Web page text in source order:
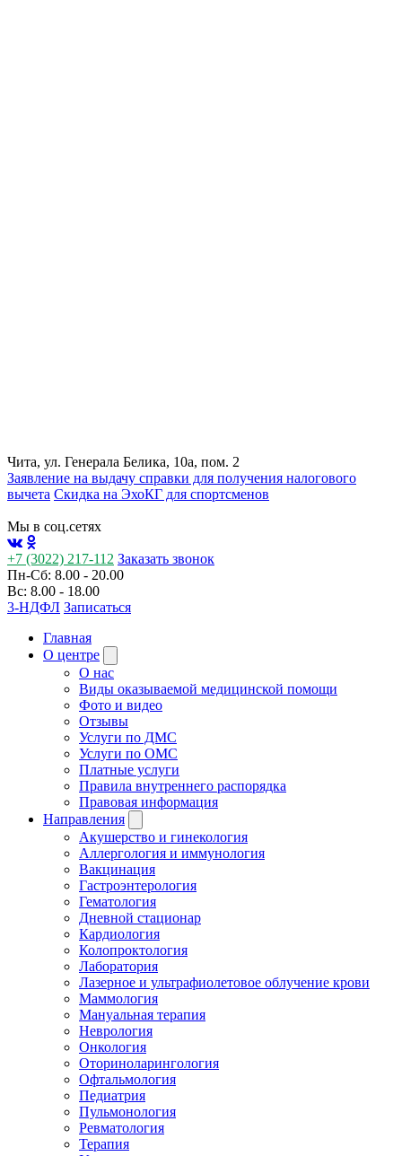
Чита, ул. Генерала Белика, 10а, пом. 2
Заявление на выдачу справки для получения налогового
вычета Cкидка на ЭхоКГ для спортсменов
Мы в соц.сетях
+7 (3022) 217-112 Заказать звонок
Пн-Сб: 8.00 - 20.00
Вс: 8.00 - 18.00
3-НДФЛ Записаться
Главная
О центре
О нас
Виды оказываемой медицинской помощи
Фото и видео
Отзывы
Услуги по ДМС
Услуги по ОМС
Платные услуги
Правила внутреннего распорядка
Правовая информация
Направления
Акушерство и гинекология
Аллергология и иммунология
Вакцинация
Гастроэнтерология
Гематология
Дневной стационар
Кардиология
Колопроктология
Лаборатория
Лазерное и ультрафиолетовое облучение крови
Маммология
Мануальная терапия
Неврология
Онкология
Оториноларингология
Офтальмология
Педиатрия
Пульмонология
Ревматология
Терапия